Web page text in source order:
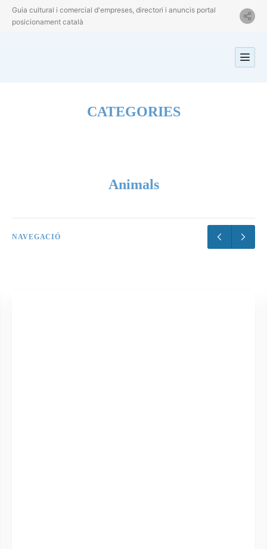
Guia cultural i comercial d'empreses, directori i anuncis portal
posicionament català
CATEGORIES
Animals
NAVEGACIÓ